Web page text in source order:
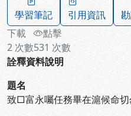
學習筆記 引用資訊
下載
2 次數
點擊
531 次數
詮釋資料說明
題名
致□富永囑任務畢在滬候命